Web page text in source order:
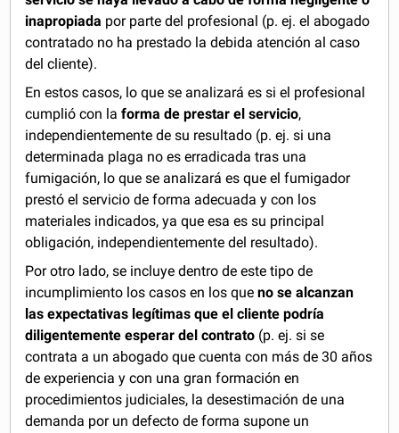
inapropiada por parte del profesional (p. ej. el abogado
contratado no ha prestado la debida atención al caso
del cliente).
En estos casos, lo que se analizará es si el profesional
cumplió con laforma de prestar el servicio,
independientemente de su resultado (p. ej. si una
determinada plaga no es erradicada tras una
fumigación, lo que se analizará es que el fumigador
prestó el servicio de forma adecuada y con los
materiales indicados, ya que esa es su principal
obligación, independientemente del resultado).
Por otro lado, se incluye dentro de este tipo de
incumplimiento los casos en los que no se alcanzan
las expectativas legítimas que el cliente podría
diligentemente esperar del contrato (p. ej. si se
contrata a un abogado que cuenta con más de 30 años
de experiencia y con una gran formación en
procedimientos judiciales, la desestimación de una
demanda por un defecto de forma supone un